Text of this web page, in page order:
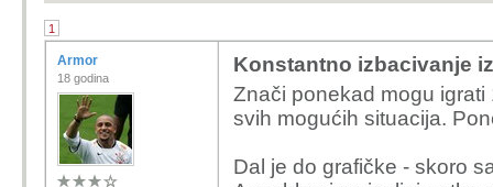
1
Armor
18 godina
Konstantno izbacivanje
Znači ponekad mogu
svih mogućih situacija.
Dal je do grafičke - skoro